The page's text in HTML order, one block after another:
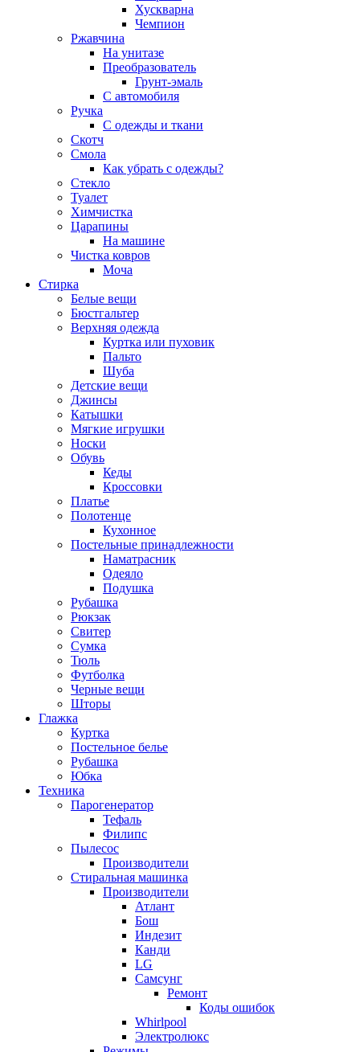
Хускварна
Чемпион
Ржавчина
На унитазе
Преобразователь
Грунт-эмаль
С автомобиля
Ручка
С одежды и ткани
Скотч
Смола
Как убрать с одежды?
Стекло
Туалет
Химчистка
Царапины
На машине
Чистка ковров
Моча
Стирка
Белые вещи
Бюстгальтер
Верхняя одежда
Куртка или пуховик
Пальто
Шуба
Детские вещи
Джинсы
Катышки
Мягкие игрушки
Носки
Обувь
Кеды
Кроссовки
Платье
Полотенце
Кухонное
Постельные принадлежности
Наматрасник
Одеяло
Подушка
Рубашка
Рюкзак
Свитер
Сумка
Тюль
Футболка
Черные вещи
Шторы
Глажка
Куртка
Постельное белье
Рубашка
Юбка
Техника
Парогенератор
Тефаль
Филипс
Пылесос
Производители
Стиральная машинка
Производители
Атлант
Бош
Индезит
Канди
LG
Самсунг
Ремонт
Коды ошибок
Whirlpool
Электролюкс